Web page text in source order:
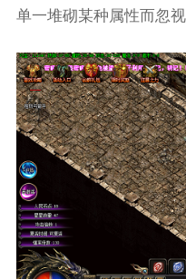
单一堆砌某种属性而忽